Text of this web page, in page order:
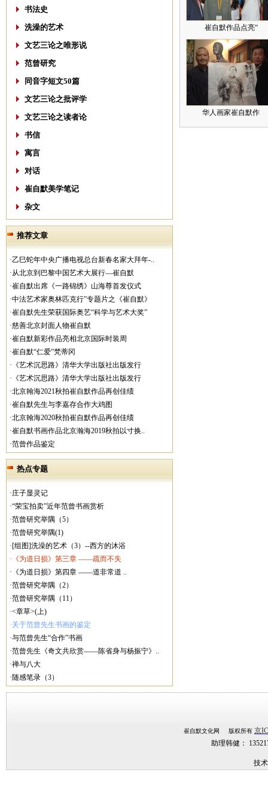
书法史
洗澡的艺术
文艺三论之唯形说
范曾研究
同音字短文50篇
文艺三论之批评学
文艺三论之读者论
书信
寓言
对话
崔自默美学笔记
杂文
推荐文章
·乙巳蛇年中央广播电视总台新春名家大拜年-..
·从北京到巴黎中国艺术大展行—崔自默
·崔自默出席《一路锦绣》山海尊首发仪式
·中法艺术家奥林匹克行”专题片之《崔自默》
·崔自默先生荣获国际奥艺“科学与艺术大奖”
·慈善北京封面人物崔自默
·崔自默新彩作品亮相北京国际时装周
·崔自默“仁爱”梵蒂冈
·《艺术沉思路》清华大学出版社出版发行
·《艺术沉思路》清华大学出版社出版发行
·北京翰海2021秋拍崔自默作品再创佳绩
·崔自默先生与李嘉存合作大鸡图
·北京翰海2020秋拍崔自默作品再创佳绩
·崔自默书画作品北京瀚海2019秋拍以寸换..
·范曾作品鉴定
热点专题
·庄子显灵记
·“荣宝拍卖”近年范曾书画赏析
·范曾研究举隅（5）
·范曾研究举隅(1)
·[组图]洗澡的艺术（3）--西方的沐浴
·《为道日损》第三章 ——疏而不失
·《为道日损》第四章 ——道非常道 ..
·范曾研究举隅（2）
·范曾研究举隅（11）
·<章草>(上)
·关于范曾先生书画的鉴定
·与范曾先生“合作”书画
·范曾先生《奇文共欣赏——陈省身与杨振宁》..
·禅与八大
·随感笔录（3）
崔自默作品点亮“
华人画家崔自默作
崔自默文化网 版权所有 京
助理韩健：
技